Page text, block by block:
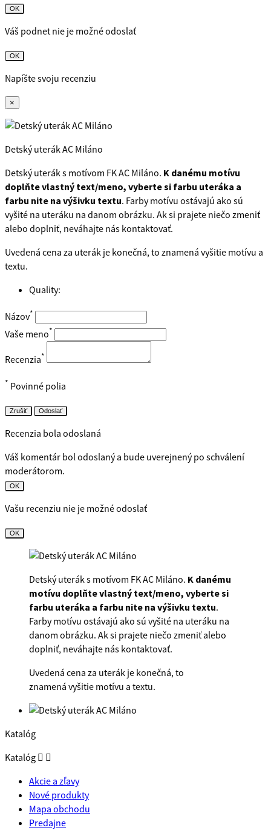
OK
Váš podnet nie je možné odoslať
OK
Napíšte svoju recenziu
×
Detský uterák AC Miláno
Detský uterák s motívom FK AC Miláno. K danému motívu
doplňte vlastný text/meno, vyberte si farbu uteráka a
farbu nite na výšivku textu. Farby motívu ostávajú ako sú
vyšité na uteráku na danom obrázku. Ak si prajete niečo zmeniť
alebo doplniť, neváhajte nás kontaktovať.
Uvedená cena za uterák je konečná, to znamená vyšitie motívu a
textu.
Quality:
Názov*
Vaše meno*
Recenzia*
* Povinné polia
Zrušiť Odoslať
Recenzia bola odoslaná
Váš komentár bol odoslaný a bude uverejnený po schválení
moderátorom.
OK
Vašu recenziu nie je možné odoslať
OK
Detský uterák s motívom FK AC Miláno. K danému
motívu doplňte vlastný text/meno, vyberte si
farbu uteráka a farbu nite na výšivku textu.
Farby motívu ostávajú ako sú vyšité na uteráku na
danom obrázku. Ak si prajete niečo zmeniť alebo
doplniť, neváhajte nás kontaktovať.
Uvedená cena za uterák je konečná, to
znamená vyšitie motívu a textu.
Katalóg
Katalóg  
Akcie a zľavy
Nové produkty
Mapa obchodu
Predajne